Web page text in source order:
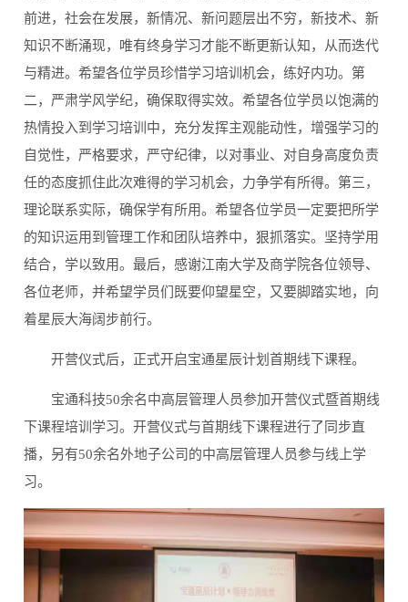
前进，社会在发展，新情况、新问题层出不穷，新技术、新
知识不断涌现，唯有终身学习才能不断更新认知，从而迭代
与精进。希望各位学员珍惜学习培训机会，练好内功。第
二，严肃学风学纪，确保取得实效。希望各位学员以饱满的
热情投入到学习培训中，充分发挥主观能动性，增强学习的
自觉性，严格要求，严守纪律，以对事业、对自身高度负责
任的态度抓住此次难得的学习机会，力争学有所得。第三，
理论联系实际，确保学有所用。希望各位学员一定要把所学
的知识运用到管理工作和团队培养中，狠抓落实。坚持学用
结合，学以致用。最后，感谢江南大学及商学院各位领导、
各位老师，并希望学员们既要仰望星空，又要脚踏实地，向
着星辰大海阔步前行。
开营仪式后，正式开启宝通星辰计划首期线下课程。
宝通科技50余名中高层管理人员参加开营仪式暨首期线
下课程培训学习。开营仪式与首期线下课程进行了同步直
播，另有50余名外地子公司的中高层管理人员参与线上学
习。